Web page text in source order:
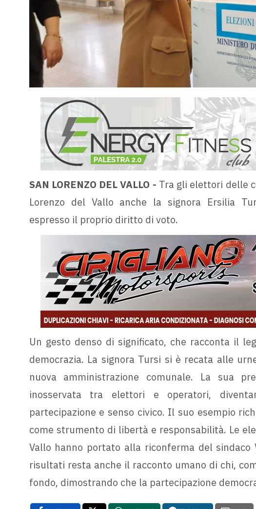
SAN LORENZO DEL VALLO - Tra gli elettori delle
Lorenzo del Vallo anche la signora Ersilia
espresso il proprio diritto di voto.
Un gesto denso di significato, che racconta il
democrazia. La signora Tursi si è recata alle
nuova amministrazione comunale. La sua
inosservata tra elettori e operatori,
partecipazione e senso civico. Il suo esempio
come strumento di libertà e responsabilità. Le
Vallo hanno portato alla riconferma del
risultati resta anche il racconto umano di chi,
fondo, dimostrando che la partecipazione